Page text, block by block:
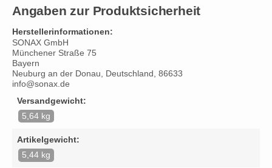
Angaben zur Produktsicherheit
Herstellerinformationen:
SONAX GmbH
Münchener Straße 75
Bayern
Neuburg an der Donau, Deutschland, 86633
info@sonax.de
Versandgewicht:
5,64 kg
Artikelgewicht:
5,44 kg